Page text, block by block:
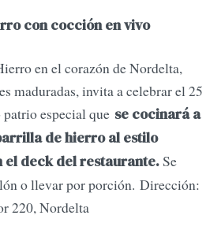
con cocción en vivo
en el corazón de Nordelta,
maduradas, invita a celebrar el 25
especial que se cocinará a
de hierro al estilo
el deck del restaurante.Se
o llevar por porción. Dirección:
220, Nordelta